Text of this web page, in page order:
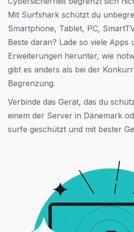
Mit Surfshark schützt du
Smartphone, Tablet, PC,
Beste daran? Lade so viele Apps
Erweiterungen herunter, wie
gibt es anders als bei der
Begrenzung.
Verbinde das Gerät, das du
einem der Server in Dänemark
surfe geschützt und mit bester